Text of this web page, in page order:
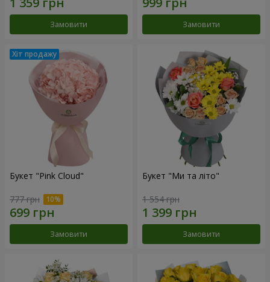
Замовити Замовити
Букет "Pink Cloud"
777 грн
Замовити
Букет "Ми та літо"
1 554 грн
Замовити